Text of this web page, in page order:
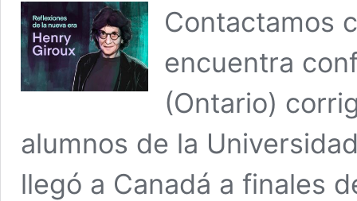
Contactamos
encuentra
(Ontario)
alumnos de la
llegó a Canadá a finales